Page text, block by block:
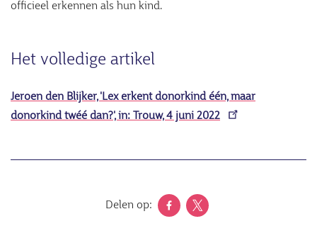
officieel erkennen als hun kind.
Het volledige artikel
Jeroen den Blijker, 'Lex erkent donorkind één, maar
donorkind twéé dan?', in: Trouw, 4 juni 2022
Delen op: